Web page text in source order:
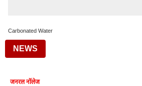
Carbonated Water
NEWS
जनरल नॉलेज